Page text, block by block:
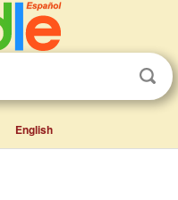
English